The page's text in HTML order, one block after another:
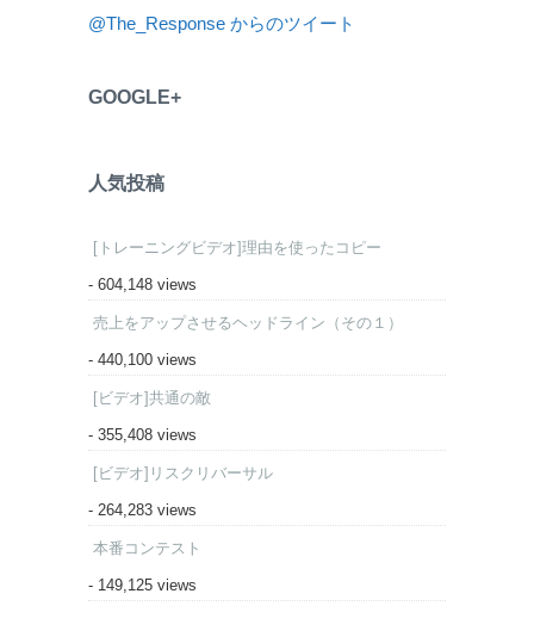
@The_Response からのツイート
GOOGLE+
人気投稿
[トレーニングビデオ]理由を使ったコピー
- 604,148 views
売上をアップさせるヘッドライン（その１）
- 440,100 views
[ビデオ]共通の敵
- 355,408 views
[ビデオ]リスクリバーサル
- 264,283 views
本番コンテスト
- 149,125 views